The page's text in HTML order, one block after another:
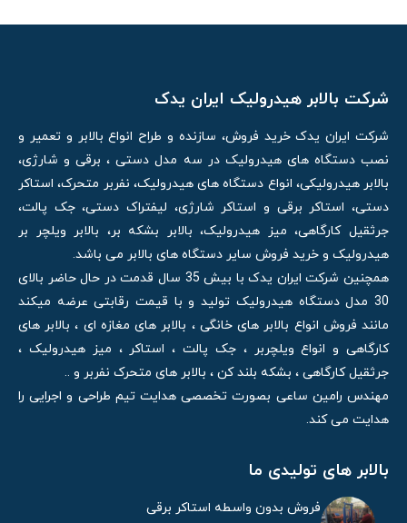
شرکت بالابر هیدرولیک ایران یدک
شرکت ایران یدک خرید فروش، سازنده و طراح انواع بالابر و تعمیر و
نصب دستگاه های هیدرولیک در سه مدل دستی ، برقی و شارژی،
بالابر هیدرولیکی، انواع دستگاه های هیدرولیک، نفربر متحرک، استاکر
دستی، استاکر برقی و استاکر شارژی، لیفتراک دستی، جک پالت،
جرثقیل کارگاهی، میز هیدرولیک، بالابر بشکه بر، بالابر ویلچر بر
هیدرولیک و خرید فروش سایر دستگاه های بالابر می باشد.
همچنین شرکت ایران یدک با بیش 35 سال قدمت در حال حاضر بالای
30 مدل دستگاه هیدرولیک تولید و با قیمت رقابتی عرضه میکند
مانند فروش انواع بالابر های خانگی ، بالابر های مغازه ای ، بالابر های
کارگاهی و انواع ویلچربر ، جک پالت ، استاکر ، میز هیدرولیک ،
جرثقیل کارگاهی ، بشکه بلند کن ، بالابر های متحرک نفربر و ..
مهندس رامین ساعی بصورت تخصصی هدایت تیم طراحی و اجرایی را
هدایت می کند.
بالابر های تولیدی ما
فروش بدون واسطه استاکر برقی